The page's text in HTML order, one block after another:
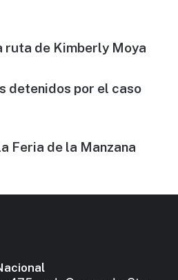
ruta de Kimberly Moya
detenidos por el caso
Feria de la Manzana